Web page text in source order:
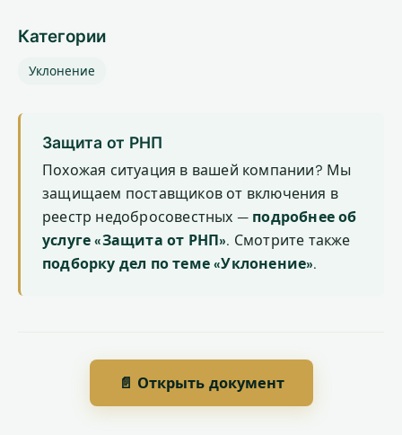
Категории
Уклонение
Защита от РНП
Похожая ситуация в вашей компании? Мы
защищаем поставщиков от включения в
реестр недобросовестных — подробнее об
услуге «Защита от РНП». Смотрите также
подборку дел по теме «Уклонение».
📄 Открыть документ